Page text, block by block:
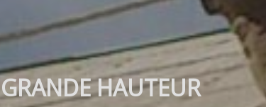
HAUTEUR